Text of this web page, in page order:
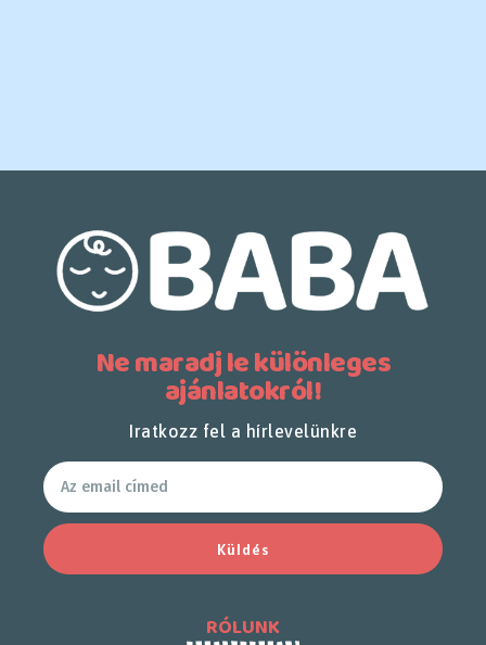
Ne maradj le különleges
ajánlatokról!
Iratkozz fel a hírlevelünkre
Küldés
RÓLUNK